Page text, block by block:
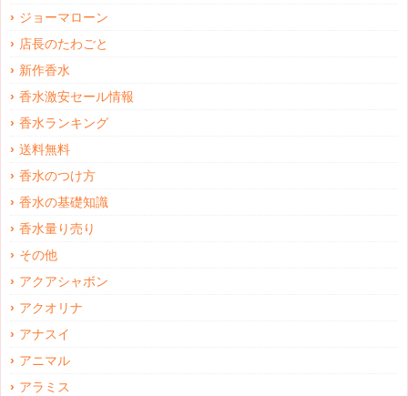
ジョーマローン
店長のたわごと
新作香水
香水激安セール情報
香水ランキング
送料無料
香水のつけ方
香水の基礎知識
香水量り売り
その他
アクアシャボン
アクオリナ
アナスイ
アニマル
アラミス